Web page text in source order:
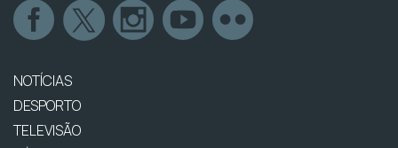
NOTÍCIAS
DESPORTO
TELEVISÃO